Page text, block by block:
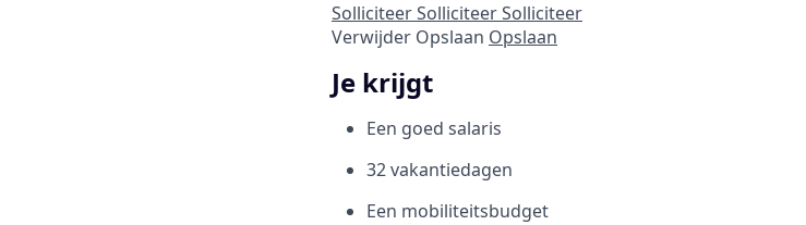
SolliciteerSolliciteerSolliciteer
Verwijder Opslaan Opslaan
Je krijgt
Een goed salaris
32 vakantiedagen
Een mobiliteitsbudget